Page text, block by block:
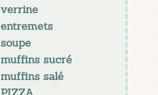
verrine
entremets
soupe
muffins sucré
muffins salé